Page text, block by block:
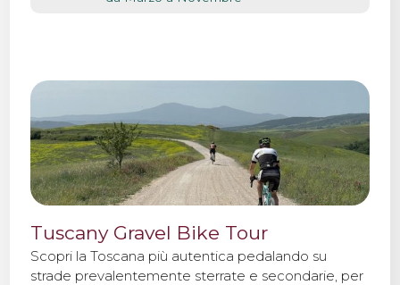
Tuscany Gravel Bike Tour
Scopri la Toscana più autentica pedalando su
strade prevalentemente sterrate e secondarie, per